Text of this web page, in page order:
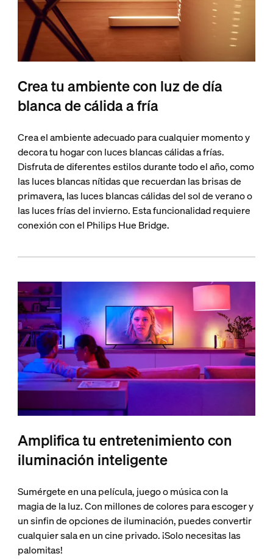
Crea tu ambiente con luz de día
blanca de cálida a fría
Crea el ambiente adecuado para cualquier momento y
decora tu hogar con luces blancas cálidas a frías.
Disfruta de diferentes estilos durante todo el año, como
las luces blancas nítidas que recuerdan las brisas de
primavera, las luces blancas cálidas del sol de verano o
las luces frías del invierno. Esta funcionalidad requiere
conexión con el Philips Hue Bridge.
Amplifica tu entretenimiento con
iluminación inteligente
Sumérgete en una película, juego o música con la
magia de la luz. Con millones de colores para escoger y
un sinfin de opciones de iluminación, puedes convertir
cualquier sala en un cine privado. ¡Solo necesitas las
palomitas!